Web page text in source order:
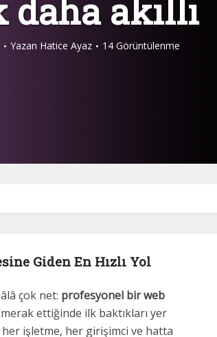
daha akıllı
Yazan Hatice Ayaz 14 Görüntülenme
Giden En Hızlı Yol
çok net: profesyonel bir web
ettiğinde ilk baktıkları yer
işletme, her girişimci ve hatta